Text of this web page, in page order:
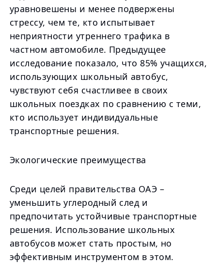
уравновешены и менее подвержены
стрессу, чем те, кто испытывает
неприятности утреннего трафика в
частном автомобиле. Предыдущее
исследование показало, что 85% учащихся,
использующих школьный автобус,
чувствуют себя счастливее в своих
школьных поездках по сравнению с теми,
кто использует индивидуальные
транспортные решения.
Экологические преимущества
Среди целей правительства ОАЭ –
уменьшить углеродный след и
предпочитать устойчивые транспортные
решения. Использование школьных
автобусов может стать простым, но
эффективным инструментом в этом.